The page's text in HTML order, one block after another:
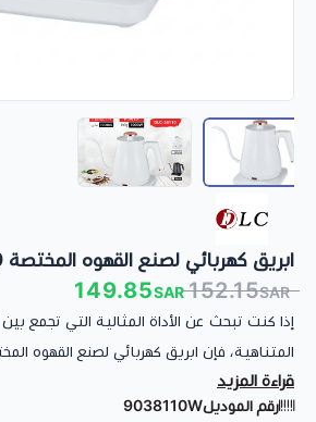
ابريق كهربائي لصنع القهوه المختصة 1000 واط - ابيض
152.15SAR
149.85SAR
​إذا كنت تبحث عن الأداة المثالية التي تجمع
المتناهية، فإن ابريق كهربائي لصنع القهوه
للمنزل أو المكتب. تم تصميم هذا الإبريق
المقطرة والمختصة ليمنحك تجربة تحضير
​مواصفات ابريق قهوة كهربائي :
​القوة الكهربائية: 1000 واط لتسخين فائق السرعة
قراءة المزيد
رقم الموديل9038110W